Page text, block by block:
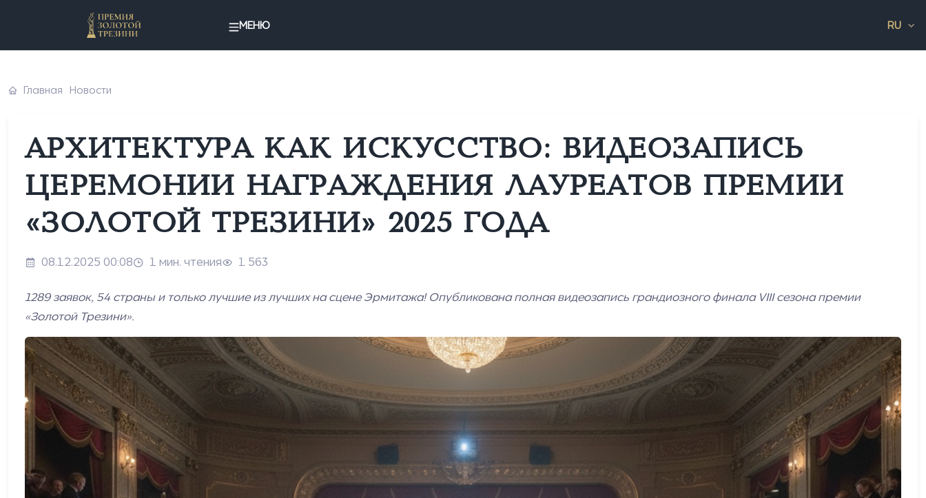
МЕНЮ RU
Главная Новости
АРХИТЕКТУРА КАК ИСКУССТВО: ВИДЕОЗАПИСЬ
ЦЕРЕМОНИИ НАГРАЖДЕНИЯ ЛАУРЕАТОВ ПРЕМИИ
«ЗОЛОТОЙ ТРЕЗИНИ» 2025 ГОДА
08.12.2025 00:08 1 мин. чтения 1 563
1289 заявок, 54 страны и только лучшие из лучших на сцене Эрмитажа! Опубликована полная видеозапись грандиозного финала VIII сезона премии
«Золотой Трезини».